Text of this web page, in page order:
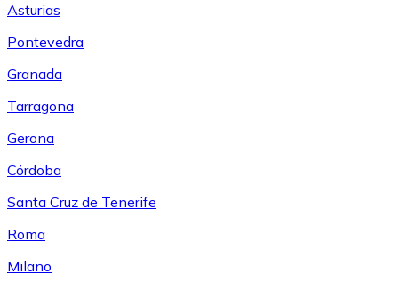
Asturias
Pontevedra
Granada
Tarragona
Gerona
Córdoba
Santa Cruz de Tenerife
Roma
Milano